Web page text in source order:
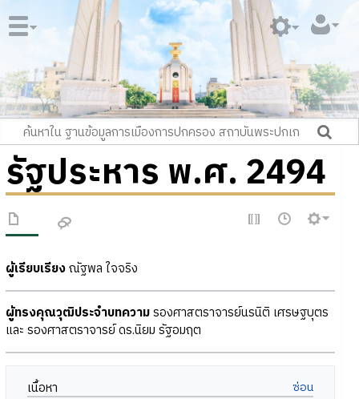
รัฐประหาร พ.ศ. 2494
ผู้เรียบเรียงณัฐพล ใจจริง
ผู้ทรงคุณวุฒิประจำบทความรองศาสตราจารย์นรนิติ เศรษฐบุตร
และ รองศาสตราจารย์ ดร.นิยม รัฐอมฤต
เนื้อหา